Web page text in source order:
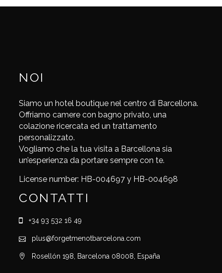
NOI
Siamo un hotel boutique nel centro di Barcellona.
Offriamo camere con bagno privato, una
colazione ricercata ed un trattamento
personalizzato.
Vogliamo che la tua visita a Barcellona sia
un’esperienza da portare sempre con te.
License number: HB-004697 y HB-004698
CONTATTI
+34 93 532 16 49
plus@forgetmenotbarcelona.com
Rosellón 198, Barcelona 08008, España